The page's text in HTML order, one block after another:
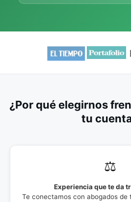
¿Por qué elegirnos
tu
⚖️
Experiencia que te da
Te conectamos con abogados